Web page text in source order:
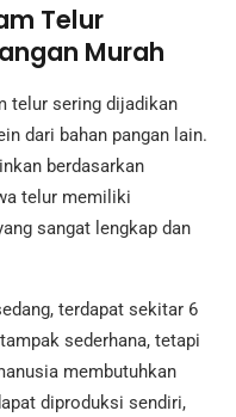
Telur
Murah
telur sering dijadikan
dari bahan pangan lain.
berdasarkan
telur memiliki
sangat lengkap dan
terdapat sekitar 6
sederhana, tetapi
membutuhkan
diproduksi sendiri,